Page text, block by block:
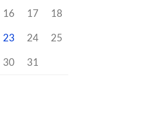
16 17
18
23 24
25
30 31